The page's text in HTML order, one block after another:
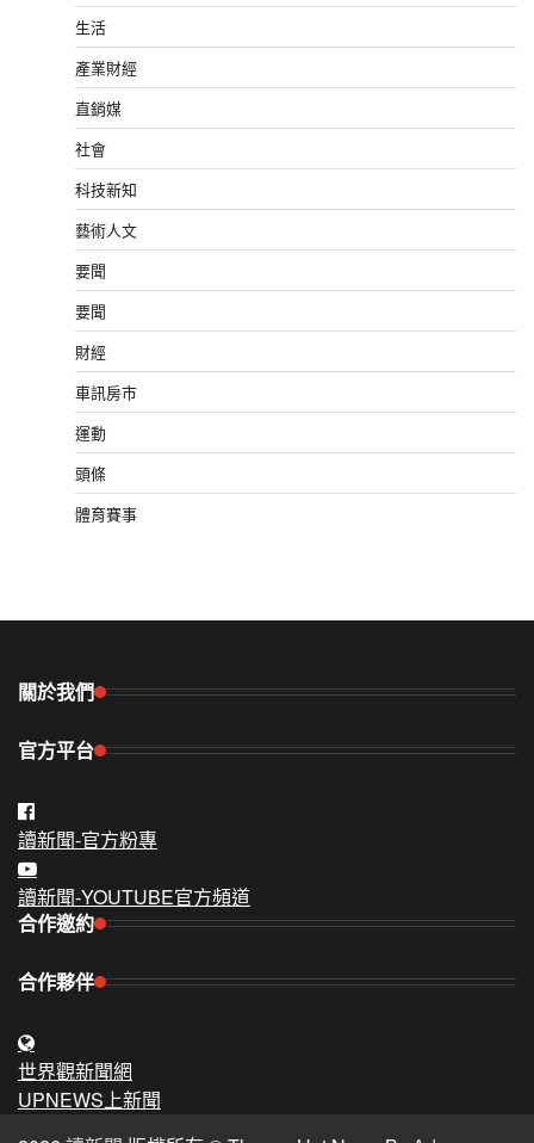
生活
產業財經
直銷媒
社會
科技新知
藝術人文
要聞
要聞
財經
車訊房市
運動
頭條
體育賽事
關於我們
官方平台
讀新聞-官方粉專
讀新聞-YOUTUBE官方頻道
合作邀約
合作夥伴
世界觀新聞網
UPNEWS上新聞